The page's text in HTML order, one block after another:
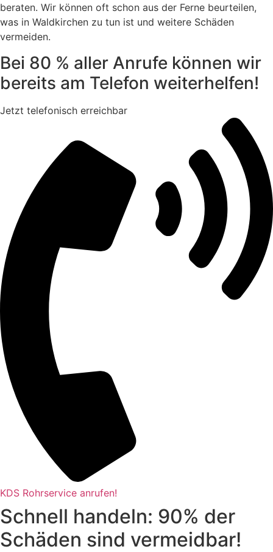
beraten. Wir können oft schon aus der Ferne beurteilen,
was in Waldkirchen zu tun ist und weitere Schäden
vermeiden.
Bei 80 % aller Anrufe können wir
bereits am Telefon weiterhelfen!
Jetzt telefonisch erreichbar
KDS Rohrservice anrufen!
Schnell handeln: 90% der
Schäden sind vermeidbar!